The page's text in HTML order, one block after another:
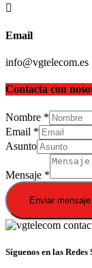
Email
info@vgtelecom.es
Contacta con
Nombre *
Email *
Asunto
Mensaje *
Enviar mensaje
Síguenos en las Redes